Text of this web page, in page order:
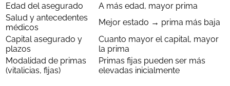
Edad del asegurado
A más edad, mayor prima
Salud y antecedentes
médicos
Mejor estado → prima más baja
Capital asegurado y
plazos
Cuanto mayor el capital, mayor
la prima
Modalidad de primas
(vitalicias, fijas)
Primas fijas pueden ser más
elevadas inicialmente